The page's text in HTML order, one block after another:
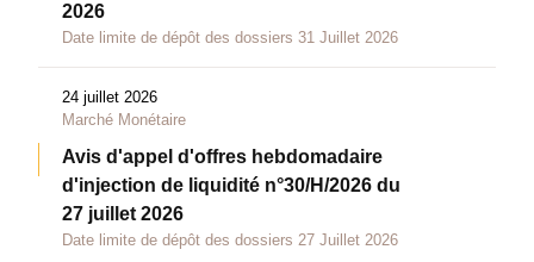
2026
Date limite de dépôt des dossiers 31 Juillet 2026
24 juillet 2026
Marché Monétaire
Avis d'appel d'offres hebdomadaire
d'injection de liquidité n°30/H/2026 du
27 juillet 2026
Date limite de dépôt des dossiers 27 Juillet 2026